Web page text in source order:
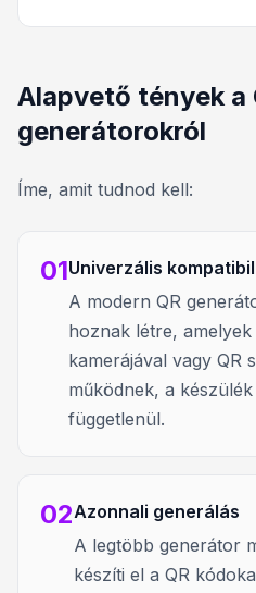
Alapvető tények a
generátorokról
Íme, amit tudnod kell:
01Univerzális
A modern QR
hoznak létre,
kamerájával vagy QR
működnek, a
függetlenül.
02Azonnali generálás
A legtöbb generátor
készíti el a QR